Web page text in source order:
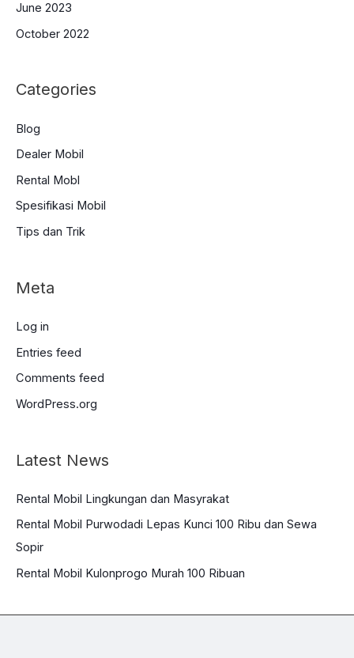
June 2023
October 2022
Categories
Blog
Dealer Mobil
Rental Mobl
Spesifikasi Mobil
Tips dan Trik
Meta
Log in
Entries feed
Comments feed
WordPress.org
Latest News
Rental Mobil Lingkungan dan Masyrakat
Rental Mobil Purwodadi Lepas Kunci 100 Ribu dan Sewa
Sopir
Rental Mobil Kulonprogo Murah 100 Ribuan